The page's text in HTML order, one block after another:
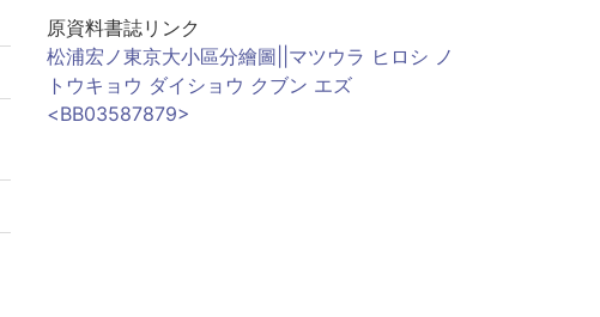
原資料書誌リンク
松浦宏ノ東京大小區分繪圖||マツウラ ヒロシ ノ
トウキョウ ダイショウ クブン エズ
<BB03587879>